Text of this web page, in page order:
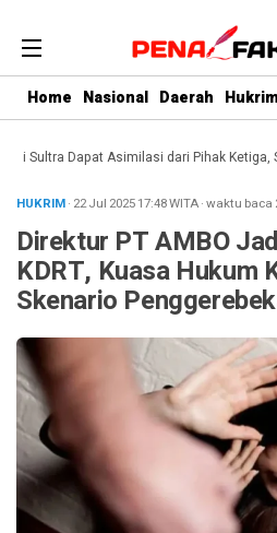
Home Nasional Daerah Hukrim
Dapat Asimilasi dari Pihak Ketiga, Salah
HUKRIM· 22 Jul 202517:48WITA·waktu baca
Direktur PT AMBO
KDRT, Kuasa Hukum
Skenario